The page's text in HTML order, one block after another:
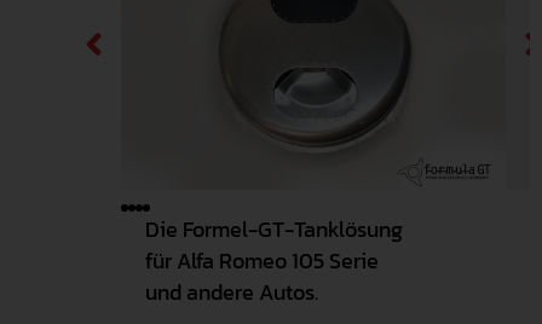
Die Formel-GT-Tanklösung
für Alfa Romeo 105 Serie
und andere Autos.